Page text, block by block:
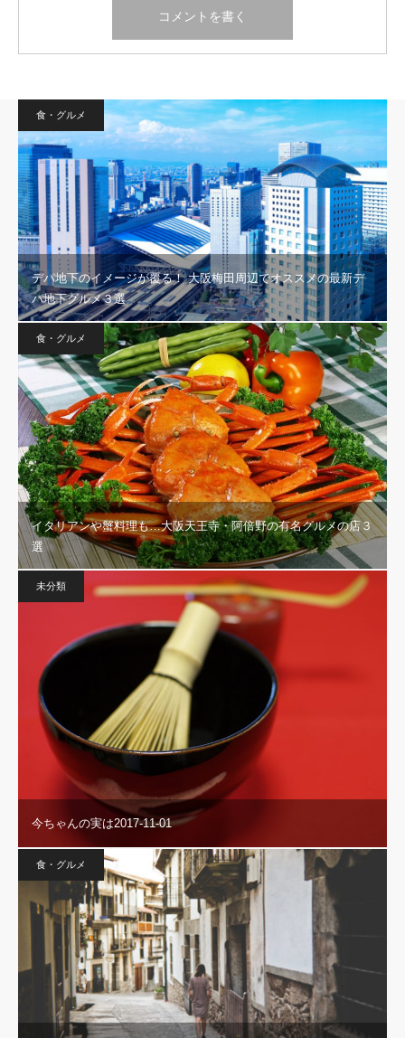
食・グルメ
デパ地下のイメージが覆る！ 大阪梅田周辺でオススメの最新デ
パ地下グルメ３選
食・グルメ
イタリアンや蟹料理も…大阪天王寺・阿倍野の有名グルメの店３
選
未分類
今ちゃんの実は2017-11-01
食・グルメ